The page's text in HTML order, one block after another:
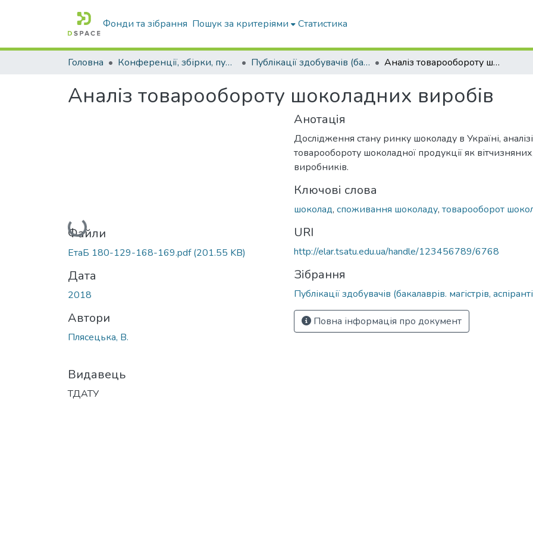
Фонди та зібрання Пошук за критеріями Статистика
Головна Конференції, збірки, публікації молодих вчених і здобувачів : магістрів, бакалаврів, аспірантів. Публікації здобувачів (бакалаврів. магістрів, аспірантів) Аналіз товарообороту шоколадних виробів
Аналіз товарообороту шоколадних виробів
Вантажиться...
Файли
ЕтаБ 180-129-168-169.pdf(201.55 KB)
Дата
2018
Автори
Плясецька, В.
Видавець
ТДАТУ
Анотація
Дослідження стану ринку шоколаду в Україні,
товарообороту шоколадної продукції як
виробників.
Ключові слова
шоколад, споживання шоколаду, товарооборот
URI
http://elar.tsatu.edu.ua/handle/123456789/6768
Зібрання
Публікації здобувачів (бакалаврів. магістрів,
Повна інформація про документ